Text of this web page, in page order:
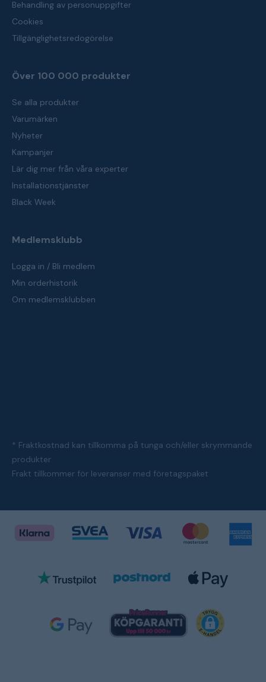
Behandling av personuppgifter
Cookies
Tillgänglighetsredogörelse
Över 100 000 produkter
Se alla produkter
Varumärken
Nyheter
Kampanjer
Lär dig mer från våra experter
Installationstjänster
Black Week
Medlemsklubb
Logga in / Bli medlem
Min orderhistorik
Om medlemsklubben
* Fraktkostnad kan tillkomma på tunga och/eller skrymmande
produkter
Frakt tillkommer för leveranser med företagspaket